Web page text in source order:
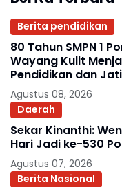
Berita pendidikan
80 Tahun SMPN 1
Wayang Kulit
Pendidikan dan
Agustus 08, 2026
Daerah
Sekar Kinanthi:
Hari Jadi ke-530
Agustus 07, 2026
Berita Nasional